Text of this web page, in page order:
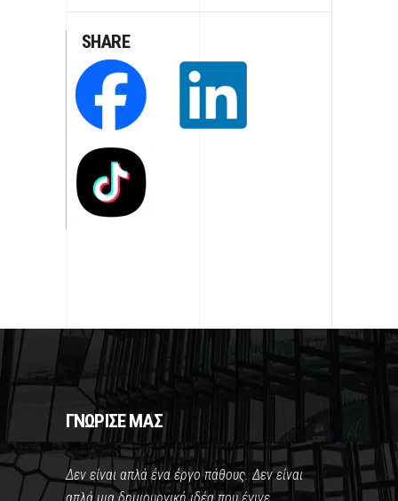
SHARE
ΓΝΩΡΙΣΕ ΜΑΣ
Δεν είναι απλά ένα έργο πάθους. Δεν είναι